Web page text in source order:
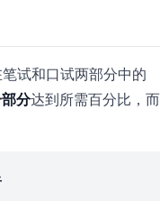
试和口试两部分中的
分达到所需百分比，而